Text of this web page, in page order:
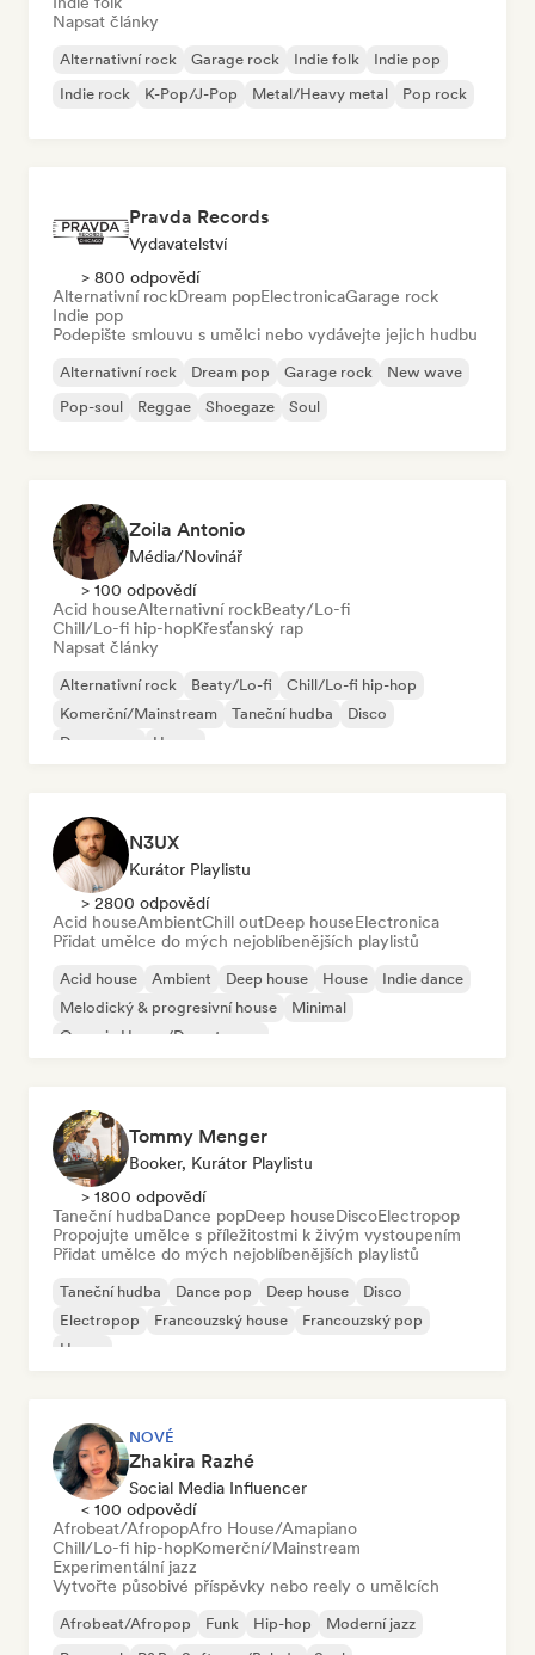
Napsat články
Alternativní rock Garage rock Indie folk
Indie pop
Indie rock
K-Pop/J-Pop Metal/Heavy metal Pop rock
Pravda Records
Vydavatelství
> 800 odpovědí
Alternativní rockDream popElectronicaGarage rock
Indie pop
Podepište smlouvu s umělci nebo vydávejte jejich hudbu
Alternativní rock Dream pop Garage rock
New wave
Pop-soul
Reggae Shoegaze Soul
Zoila Antonio
Média/novinář
> 100 odpovědí
Acid houseAlternativní rockBeaty/Lo-fi
Chill/Lo-fi hip-hopKřesťanský rap
Napsat články
Alternativní rock Beaty/Lo-fi
Chill/Lo-fi hip-hop
Komerční/Mainstream
Taneční hudba
Disco
Dream pop
House
N3UX
Kurátor Playlistu
> 2800 odpovědí
Acid houseAmbientChill outDeep houseElectronica
Přidat umělce do mých nejoblíbenějších playlistů
Acid house Ambient Deep house House
Indie dance
Melodický & progresivní house
Minimal
Organic House/Downtempo
Tommy Menger
Booker, Kurátor Playlistu
> 1800 odpovědí
Taneční hudbaDance popDeep houseDiscoElectropop
Propojujte umělce s příležitostmi k živým vystoupením
Přidat umělce do mých nejoblíbenějších playlistů
Taneční hudba Dance pop Deep house
Disco
Electropop
Francouzský house
Francouzský pop
House
NOVÉ
Zhakira Razhé
Social Media Influencer
< 100 odpovědí
Afrobeat/AfropopAfro House/Amapiano
Chill/Lo-fi hip-hopKomerční/Mainstream
Experimentální jazz
Vytvořte působivé příspěvky nebo reely o umělcích
Afrobeat/Afropop Funk Hip-hop
Moderní jazz